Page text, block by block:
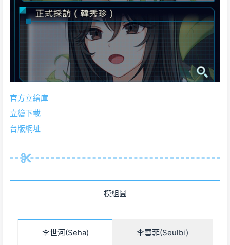
官方立繪庫
立繪下載
台版網址
模組圖
李世河(Seha) 李雪菲(Seulbi)